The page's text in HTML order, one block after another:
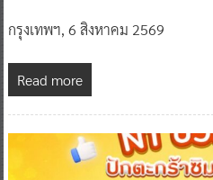
กรุงเทพฯ, 6 สิงหาคม 2569
Read more